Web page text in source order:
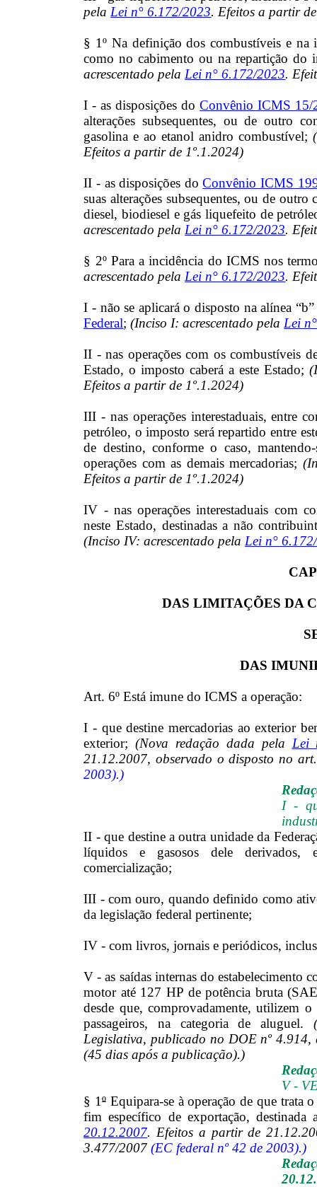
pelaLei n° 6.172/2023. Efeitos a partir
§ 1º Na definição dos combustíveis e na
como no cabimento ou na repartição do
acrescentado pelaLei n° 6.172/2023.
I - as disposições doConvênio ICMS 15/
alterações subsequentes, ou de outro
gasolina e ao etanol anidro combustível;
Efeitos a partir de 1º.1.2024)
II - as disposições doConvênio ICMS
suas alterações subsequentes, ou de
diesel, biodiesel e gás liquefeito de
acrescentado pelaLei n° 6.172/2023.
§ 2º Para a incidência do ICMS nos
acrescentado pelaLei n° 6.172/2023.
I - não se aplicará o disposto na alínea
Federal; (Inciso I: acrescentado pelaLei
II - nas operações com os combustíveis
Estado, o imposto caberá a este Estado;
Efeitos a partir de 1º.1.2024)
III - nas operações interestaduais, entre
petróleo, o imposto será repartido entre
de destino, conforme o caso,
operações com as demais mercadorias;
Efeitos a partir de 1º.1.2024)
IV - nas operações interestaduais com
neste Estado, destinadas a não
(Inciso IV: acrescentado pelaLei n°
DAS LIMITAÇÕES DA
DAS
Art. 6º Está imune do ICMS a operação:
I - que destine mercadorias ao exterior
exterior;(Nova redação dada pela Lei
21.12.2007, observado o disposto no
2003).)
I -
II - que destine a outra unidade da
líquidos e gasosos dele derivados,
comercialização;
III - com ouro, quando definido como
da legislação federal pertinente;
IV - com livros, jornais e periódicos,
V - as saídas internas do estabelecimento
motor até 127 HP de potência bruta
desde que, comprovadamente, utilizem
passageiros, na categoria de aluguel.
Legislativa, publicado no DOE nº
(45 dias após a publicação).)
V -
§ 1º Equipara-se à operação de que trata
fim específico de exportação, destinada
20.12.2007. Efeitos a partir de
3.477/2007(EC federal nº 42 de 2003).)